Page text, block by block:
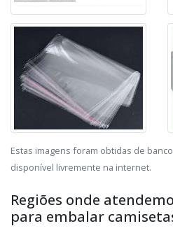
Estas imagens foram obtidas de
disponível livremente na internet.
Regiões onde
para embalar